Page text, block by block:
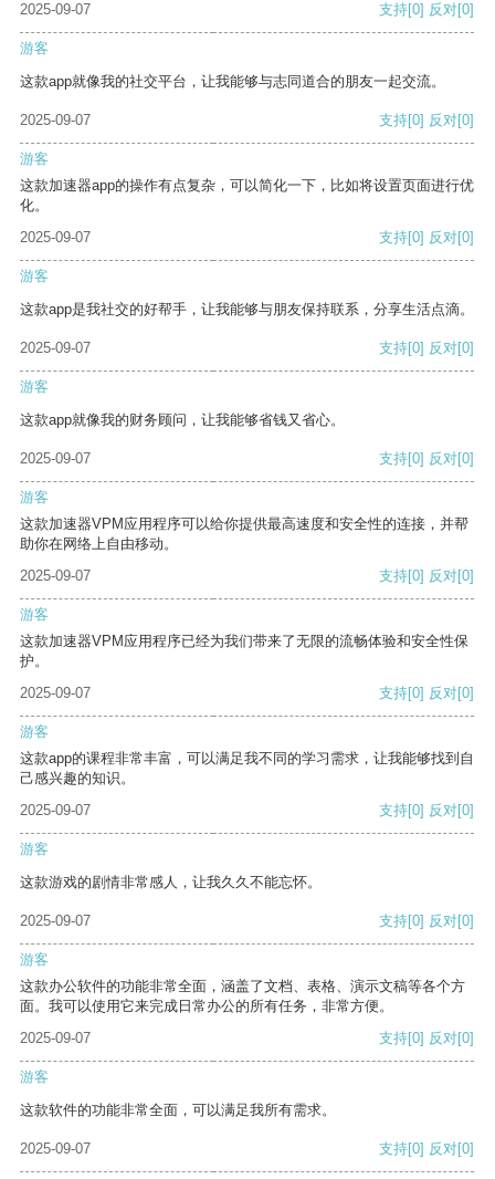
2025-09-07
支持[0] 反对[0]
游客
这款app就像我的社交平台，让我能够与志同道合的朋友一起交流。
2025-09-07 支持[0] 反对[0]
游客
这款加速器app的操作有点复杂，可以简化一下，比如将设置页面进行优
化。
2025-09-07
支持[0] 反对[0]
游客
这款app是我社交的好帮手，让我能够与朋友保持联系，分享生活点滴。
2025-09-07 支持[0] 反对[0]
游客
这款app就像我的财务顾问，让我能够省钱又省心。
2025-09-07 支持[0] 反对[0]
游客
这款加速器VPM应用程序可以给你提供最高速度和安全性的连接，并帮
助你在网络上自由移动。
2025-09-07
支持[0] 反对[0]
游客
这款加速器VPM应用程序已经为我们带来了无限的流畅体验和安全性保
护。
2025-09-07
支持[0] 反对[0]
游客
这款app的课程非常丰富，可以满足我不同的学习需求，让我能够找到自
己感兴趣的知识。
2025-09-07
支持[0] 反对[0]
游客
这款游戏的剧情非常感人，让我久久不能忘怀。
2025-09-07 支持[0] 反对[0]
游客
这款办公软件的功能非常全面，涵盖了文档、表格、演示文稿等各个方
面。我可以使用它来完成日常办公的所有任务，非常方便。
2025-09-07
支持[0] 反对[0]
游客
这款软件的功能非常全面，可以满足我所有需求。
2025-09-07 支持[0] 反对[0]